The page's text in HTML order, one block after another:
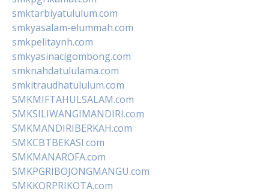
smktarbiyatululum.com
smkyasalam-elummah.com
smkpelitaynh.com
smkyasinacigombong.com
smknahdatululama.com
smkitraudhatululum.com
SMKMIFTAHULSALAM.com
SMKSILIWANGIMANDIRI.com
SMKMANDIRIBERKAH.com
SMKCBTBEKASI.com
SMKMANAROFA.com
SMKPGRIBOJONGMANGU.com
SMKKORPRIKOTA.com